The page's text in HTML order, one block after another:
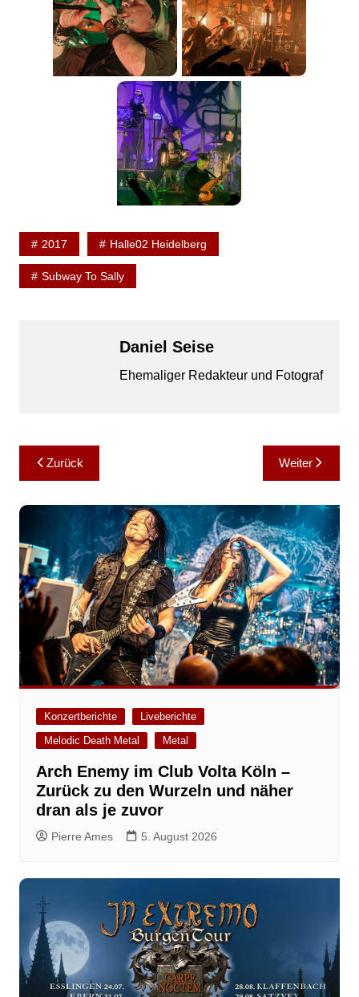
2017 Halle02 Heidelberg
Subway To Sally
Daniel Seise
Ehemaliger Redakteur und Fotograf
Beitragsnavigation
Zurück Weiter
Konzertberichte
Liveberichte
Melodic Death Metal
Metal
Arch Enemy im Club Volta Köln –
Zurück zu den Wurzeln und näher
dran als je zuvor
Pierre Ames 5. August 2026